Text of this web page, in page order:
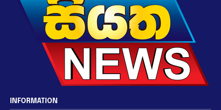
INFORMATION